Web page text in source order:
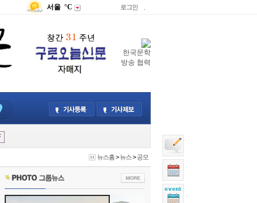
서울 °C 로그인
한국문학
방송 협력
뉴스홈>뉴스>공모